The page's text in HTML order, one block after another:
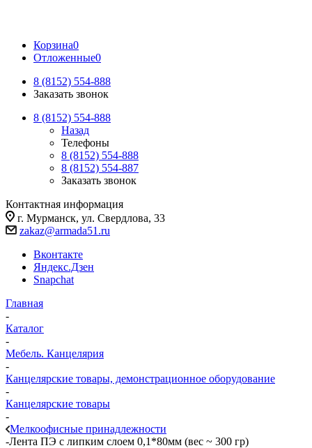
Корзина0
Отложенные0
8 (8152) 554-888
Заказать звонок
8 (8152) 554-888
Назад
Телефоны
8 (8152) 554-888
8 (8152) 554-887
Заказать звонок
Контактная информация
г. Мурманск, ул. Свердлова, 33
zakaz@armada51.ru
Вконтакте
Яндекс.Дзен
Snapchat
Главная
-
Каталог
-
Мебель. Канцелярия
-
Канцелярские товары, демонстрационное оборудование
-
Канцелярские товары
-
Мелкоофисные принадлежности
-Лента ПЭ с липким слоем 0,1*80мм (вес ~ 300 гр)